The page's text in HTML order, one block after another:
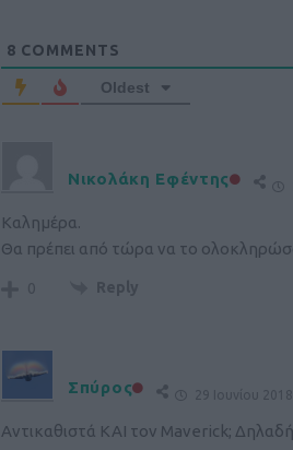
8 COMMENTS
Oldest
Νικολάκη Εφέντης
Καλημέρα.
Θα πρέπει από τώρα να το
0 Reply
Σπύρος 29 Ιουνίου
Αντικαθιστά ΚΑΙ τον Maverick;